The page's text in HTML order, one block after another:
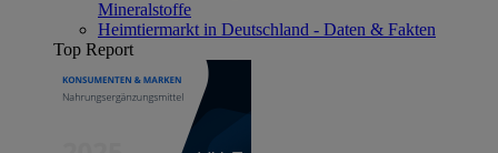
Mineralstoffe
Heimtiermarkt in Deutschland - Daten & Fakten
Top Report